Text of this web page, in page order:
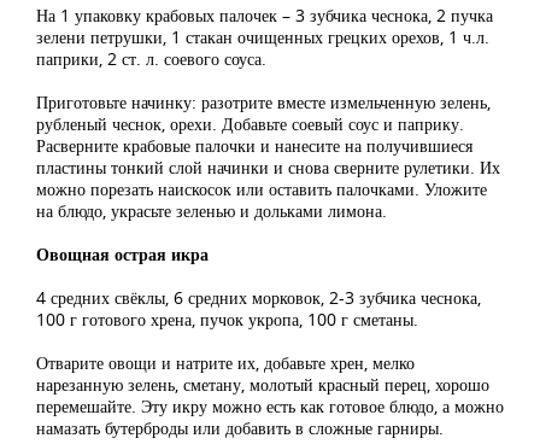
На 1 упаковку крабовых палочек – 3 зубчика чеснока, 2 пучка
зелени петрушки, 1 стакан очищенных грецких орехов, 1 ч.л.
паприки, 2 ст. л. соевого соуса.
Приготовьте начинку: разотрите вместе измельченную зелень,
рубленый чеснок, орехи. Добавьте соевый соус и паприку.
Расверните крабовые палочки и нанесите на получившиеся
пластины тонкий слой начинки и снова сверните рулетики. Их
можно порезать наискосок или оставить палочками. Уложите
на блюдо, украсьте зеленью и дольками лимона.
Овощная острая икра
4 средних свёклы, 6 средних морковок, 2-3 зубчика чеснока,
100 г готового хрена, пучок укропа, 100 г сметаны.
Отварите овощи и натрите их, добавьте хрен, мелко
нарезанную зелень, сметану, молотый красный перец, хорошо
перемешайте. Эту икру можно есть как готовое блюдо, а можно
намазать бутерброды или добавить в сложные гарниры.